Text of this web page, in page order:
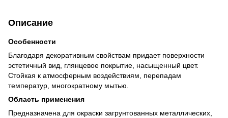
Описание
Особенности
Благодаря декоративным свойствам придает поверхности
эстетичный вид, глянцевое покрытие, насыщенный цвет.
Стойкая к атмосферным воздействиям, перепадам
температур, многократному мытью.
Область применения
Предназначена для окраски загрунтованных металлических,